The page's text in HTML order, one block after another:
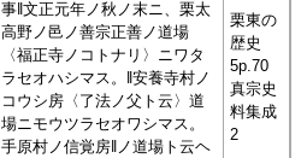
事‖文正元年ノ秋ノ末ニ、栗太
高野ノ邑ノ善宗正善ノ道場
〈福正寺ノコトナリ〉ニワタ
ラセオハシマス。‖安養寺村ノ
コウシ房〈了法ノ父ト云〉道
場ニモウツラセオワシマス。
手原村ノ信覚房‖ノ道場ト云ヘ
栗東の
歴史
5p.70
真宗史
料集成
2